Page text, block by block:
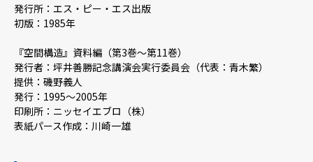
発行所：エス・ピー・エス出版
初版：1985年
『空間構造』資料編（第3巻〜第11巻）
発行者：坪井善勝記念講演会実行委員会（代表：青木繁）
提供：磯野義人
発行：1995〜2005年
印刷所：ニッセイエブロ（株）
表紙パース作成：川崎一雄